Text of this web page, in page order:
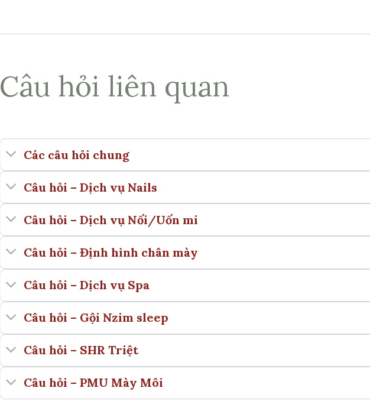
Câu hỏi liên quan
Các câu hỏi chung
Câu hỏi – Dịch vụ Nails
Câu hỏi – Dịch vụ Nối/Uốn mi
Câu hỏi – Định hình chân mày
Câu hỏi – Dịch vụ Spa
Câu hỏi – Gội Nzim sleep
Câu hỏi – SHR Triệt
Câu hỏi – PMU Mày Môi